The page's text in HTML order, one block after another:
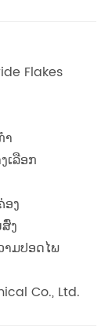
Flakes
າ
ເລືອກ
ງ
ງ
ມປອດໄພ
Co., Ltd.